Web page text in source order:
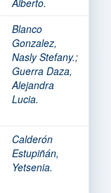
Blanco
Gonzalez,
Nasly Stefany.;
Guerra Daza,
Alejandra
Lucia.
Calderón
Estupiñán,
Yetsenia.